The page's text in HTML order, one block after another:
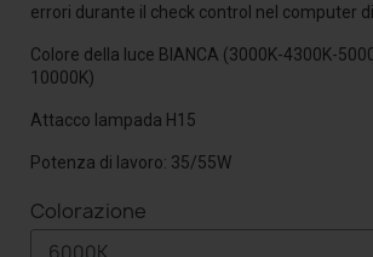
errori durante il check control nel computer di
Colore della luce BIANCA (3000K-4300K-
10000K)
Attacco lampada H15
Potenza di lavoro: 35/55W
Colorazione